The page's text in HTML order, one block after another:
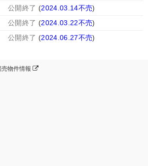
公開終了 (2024.03.14不売)
公開終了 (2024.03.22不売)
公開終了 (2024.06.27不売)
物件情報